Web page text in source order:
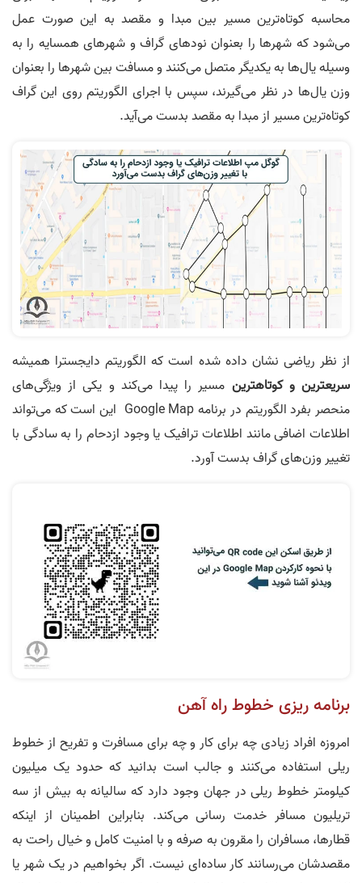
محاسبه کوتاه‌ترین مسیر بین مبدا و مقصد به این صورت عمل
می‌شود که شهرها را بعنوان نودهای گراف و شهرهای همسایه را به
وسیله یال‌ها به یکدیگر متصل می‌کنند و مسافت بین شهرها را بعنوان
وزن یال‌ها در نظر می‌گیرند، سپس با اجرای الگوریتم روی این گراف
کوتاه‌ترین مسیر از مبدا به مقصد بدست می‌آید.
از نظر ریاضی نشان داده شده است که الگوریتم دایجسترا همیشه
سریعترین و کوتاهترین مسیر را پیدا می‌کند و یکی از ویژگی‌های
منحصر بفرد الگوریتم در برنامه Google Map این است که می‌تواند
اطلاعات اضافی مانند اطلاعات ترافیک یا وجود ازدحام را به سادگی با
تغییر وزن‌های گراف بدست آورد.
برنامه ریزی خطوط راه آهن
امروزه افراد زیادی چه برای کار و چه برای مسافرت و تفریح از خطوط
ریلی استفاده می‌کنند و جالب است بدانید که حدود یک میلیون
کیلومتر خطوط ریلی در جهان وجود دارد که سالیانه به بیش از سه
تریلیون مسافر خدمت رسانی می‌کند. بنابراین اطمینان از اینکه
قطارها، مسافران را مقرون به صرفه و با امنیت کامل و خیال راحت به
مقصدشان می‌رسانند کار ساده‌ای نیست. اگر بخواهیم در یک شهر یا